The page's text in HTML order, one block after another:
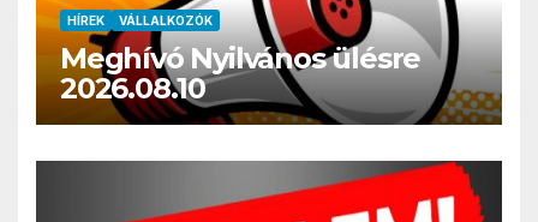
HÍREK VÁLLALKOZÓK
Meghívó Nyilvános ülésre
2026.08.10